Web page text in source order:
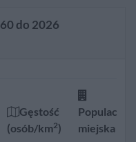
do 2026
Gęstość
(osób/km2)
Populacja
miejska